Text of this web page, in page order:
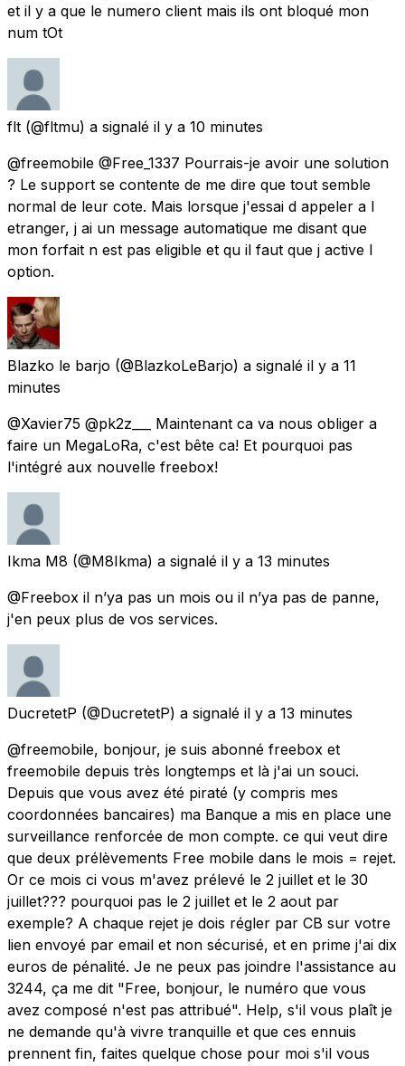
et il y a que le numero client mais ils ont bloqué mon
num tOt
flt (@fltmu) a signalé il y a 10 minutes
@freemobile @Free_1337 Pourrais-je avoir une solution
? Le support se contente de me dire que tout semble
normal de leur cote. Mais lorsque j'essai d appeler a l
etranger, j ai un message automatique me disant que
mon forfait n est pas eligible et qu il faut que j active l
option.
Blazko le barjo (@BlazkoLeBarjo) a signalé il y a 11
minutes
@Xavier75 @pk2z___ Maintenant ca va nous obliger a
faire un MegaLoRa, c'est bête ca! Et pourquoi pas
l'intégré aux nouvelle freebox!
Ikma M8 (@M8Ikma) a signalé il y a 13 minutes
@Freebox il n’ya pas un mois ou il n’ya pas de panne,
j'en peux plus de vos services.
DucretetP (@DucretetP) a signalé il y a 13 minutes
@freemobile, bonjour, je suis abonné freebox et
freemobile depuis très longtemps et là j'ai un souci.
Depuis que vous avez été piraté (y compris mes
coordonnées bancaires) ma Banque a mis en place une
surveillance renforcée de mon compte. ce qui veut dire
que deux prélèvements Free mobile dans le mois = rejet.
Or ce mois ci vous m'avez prélevé le 2 juillet et le 30
juillet??? pourquoi pas le 2 juillet et le 2 aout par
exemple? A chaque rejet je dois régler par CB sur votre
lien envoyé par email et non sécurisé, et en prime j'ai dix
euros de pénalité. Je ne peux pas joindre l'assistance au
3244, ça me dit "Free, bonjour, le numéro que vous
avez composé n'est pas attribué". Help, s'il vous plaît je
ne demande qu'à vivre tranquille et que ces ennuis
prennent fin, faites quelque chose pour moi s'il vous